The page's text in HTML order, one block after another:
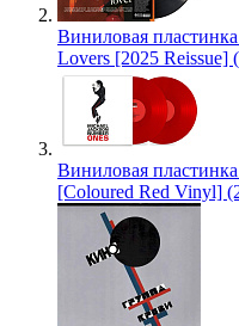
Виниловая
Lovers [2025 Reissue]
Виниловая
[Coloured Red Vinyl]